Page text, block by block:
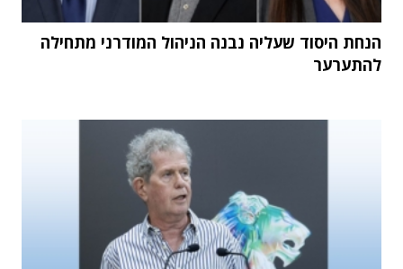
הנחת היסוד שעליה נבנה הניהול המודרני מתחילה
להתערער